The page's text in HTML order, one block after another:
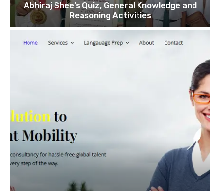
Abhiraj Shee’s Quiz, General Knowledge and
Reasoning Activities